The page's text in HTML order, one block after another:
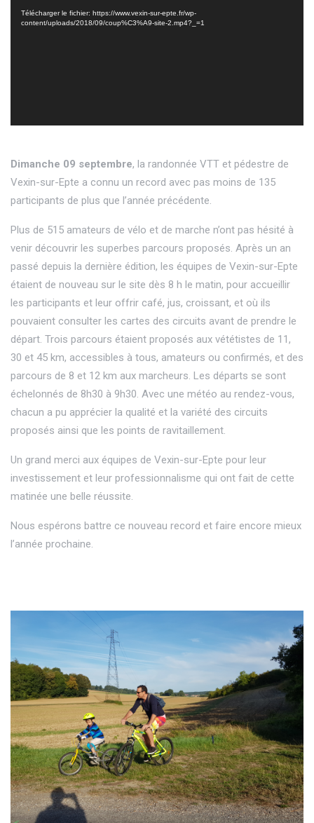
Télécharger le fichier: https://www.vexin-sur-epte.fr/wp-
content/uploads/2018/09/coup%C3%A9-site-2.mp4?_=1
Dimanche 09 septembre, la randonnée VTT et pédestre de
Vexin-sur-Epte a connu un record avec pas moins de 135
participants de plus que l’année précédente.
Plus de 515 amateurs de vélo et de marche n’ont pas hésité à
venir découvrir les superbes parcours proposés. Après un an
passé depuis la dernière édition, les équipes de Vexin-sur-Epte
étaient de nouveau sur le site dès 8 h le matin, pour accueillir
les participants et leur offrir café, jus, croissant, et où ils
pouvaient consulter les cartes des circuits avant de prendre le
départ. Trois parcours étaient proposés aux vététistes de 11,
30 et 45 km, accessibles à tous, amateurs ou confirmés, et des
parcours de 8 et 12 km aux marcheurs. Les départs se sont
échelonnés de 8h30 à 9h30. Avec une météo au rendez-vous,
chacun a pu apprécier la qualité et la variété des circuits
proposés ainsi que les points de ravitaillement.
Un grand merci aux équipes de Vexin-sur-Epte pour leur
investissement et leur professionnalisme qui ont fait de cette
matinée une belle réussite.
Nous espérons battre ce nouveau record et faire encore mieux
l’année prochaine.